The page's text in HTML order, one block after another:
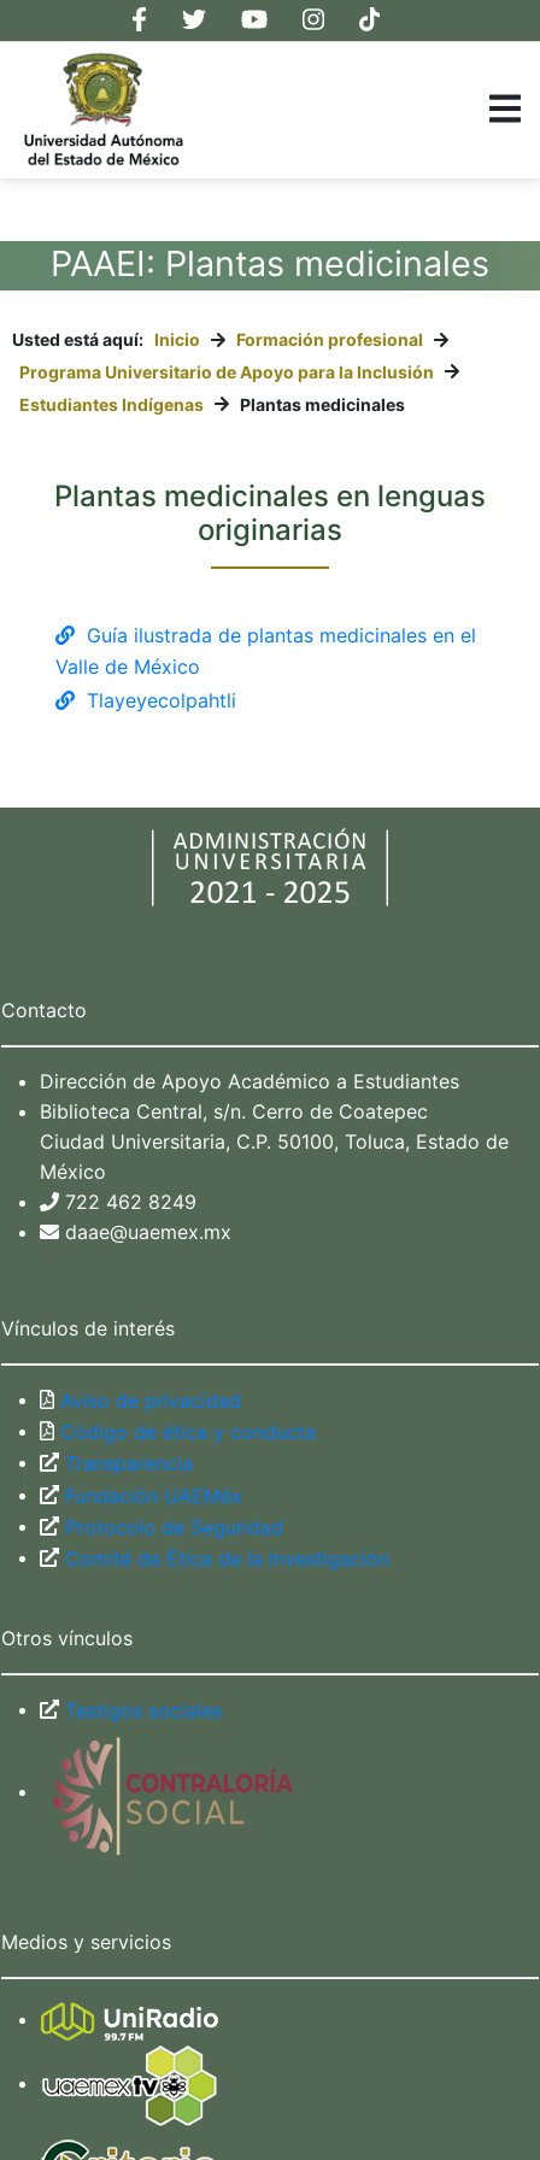
PAAEI: Plantas medicinales
Usted está aquí: Inicio
Formación profesional
Programa Universitario de Apoyo para la Inclusión
Estudiantes Indígenas
Plantas medicinales
Plantas medicinales en lenguas
originarias
Guía ilustrada de plantas medicinales en el
Valle de México
Tlayeyecolpahtli
Contacto
Dirección de Apoyo Académico a Estudiantes
Biblioteca Central, s/n. Cerro de Coatepec
Ciudad Universitaria, C.P. 50100, Toluca, Estado de
México
722 462 8249
daae@uaemex.mx
Vínculos de interés
Aviso de privacidad
Código de ética y conducta
Transparencia
Fundación UAEMéx
Protocolo de Seguridad
Comité de Ética de la Investigación
Otros vínculos
Testigos sociales
Medios y servicios